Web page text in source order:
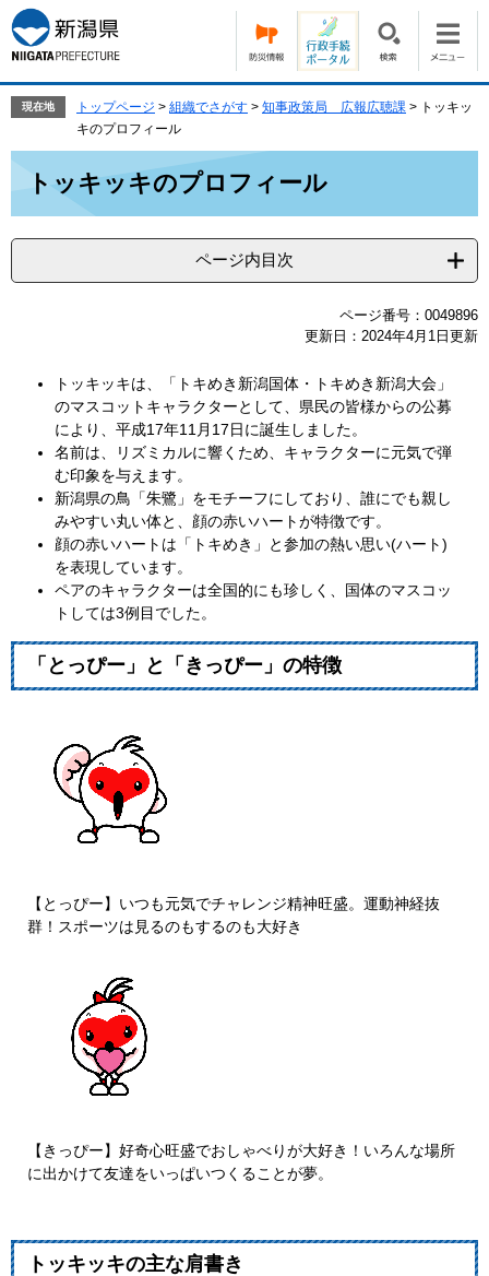
ー
ジ
の
で
ニ
ュ
ー
ば
本
文
現在地 トップページ > 組織でさがす > 知事政策局 広報広聴課 > トッキッ
キのプロフィール
トッキッキのプロフィール
ページ内目次
ページ番号：0049896
更新日：2024年4月1日更新
トッキッキは、「トキめき新潟国体・トキめき新潟大会」
のマスコットキャラクターとして、県民の皆様からの公募
により、平成17年11月17日に誕生しました。
名前は、リズミカルに響くため、キャラクターに元気で弾
む印象を与えます。
新潟県の鳥「朱鷺」をモチーフにしており、誰にでも親し
みやすい丸い体と、顔の赤いハートが特徴です。
顔の赤いハートは「トキめき」と参加の熱い思い(ハート)
を表現しています。
ペアのキャラクターは全国的にも珍しく、国体のマスコッ
トしては3例目でした。
「とっぴー」と「きっぴー」の特徴
【とっぴー】いつも元気でチャレンジ精神旺盛。運動神経抜
群！スポーツは見るのもするのも大好き
【きっぴー】好奇心旺盛でおしゃべりが大好き！いろんな場所
に出かけて友達をいっぱいつくることが夢。
トッキッキの主な肩書き